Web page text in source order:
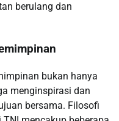
berulang dan
bukan hanya
menginspirasi dan
bersama. Filosofi